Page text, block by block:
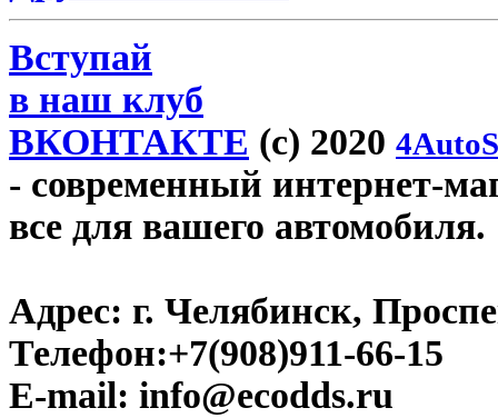
Вступай
в наш клуб
ВКОНТАКТЕ (c) 2020
- современный интернет-
все для вашего автомобиля.
Адрес: г. Челябинск,
Телефон:+7(908)911-66-15
E-mail: info@ecodds.ru